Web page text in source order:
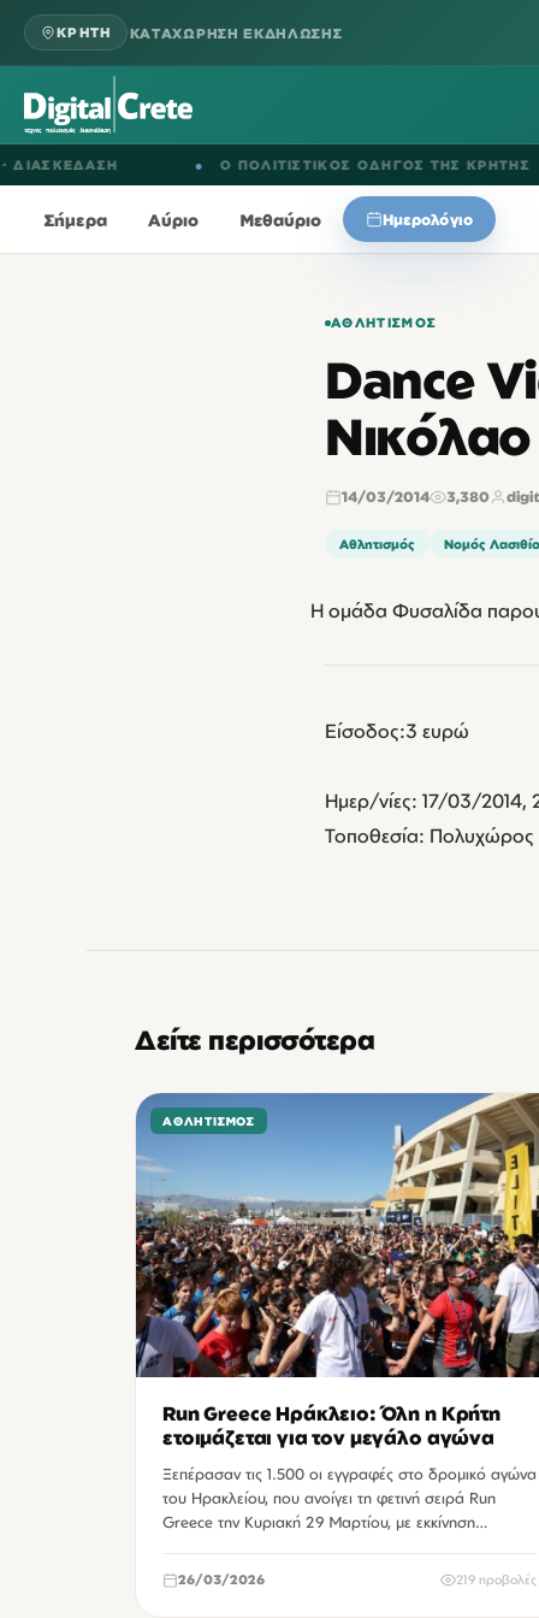
ΚΡΗΤΗ ΚΑΤΑΧΩΡΗΣΗ ΕΚΔΗΛΩΣΗΣ
Ο ΠΟΛΙΤΙΣΤΙΚΟΣ ΟΔΗΓΟΣ ΤΗΣ ΚΡΗΤΗΣ
Σήμερα Αύριο Μεθαύριο Ημερολόγιο
ΑΘΛΗΤΙΣΜΌΣ
Dance
Νικόλαο
14/03/2014 3,380
Αθλητισμός Νομός
Η ομάδα Φυσαλίδα
Είσοδος:3 ευρώ
Ημερ/νίες: 17/03/2014,
Τοποθεσία: Πολυχώρος
Δείτε περισσότερα
ΑΘΛΗΤΙΣΜΌΣ
Run Greece Ηράκλειο: Όλη η Κρήτη
ετοιμάζεται για τον μεγάλο αγώνα
Ξεπέρασαν τις 1.500 οι εγγραφές στο δρομικό αγώνα
του Ηρακλείου, που ανοίγει τη φετινή σειρά Run
Greece την Κυριακή 29 Μαρτίου, με εκκίνηση…
26/03/2026 219 προβολές